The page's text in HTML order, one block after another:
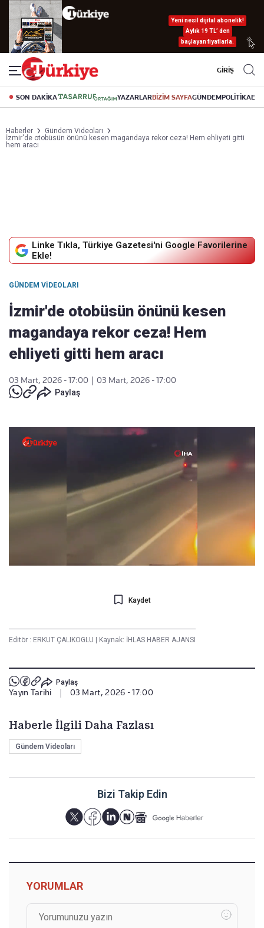
Yeni nesil dijital abonelik!
Aylık 19 TL’ den
başlayan fiyatlarla.
GİRİŞ
SON DAKİKA YAZARLARBİZİM SAYFAGÜNDEMPOLİTİKA
Haberler
Gündem Videoları
İzmir'de otobüsün önünü kesen magandaya rekor ceza! Hem ehliyeti gitti
hem aracı
Linke Tıkla, Türkiye Gazetesi'ni Google Favorilerine
Ekle!
GÜNDEM VIDEOLARI
İzmir'de otobüsün önünü kesen
magandaya rekor ceza! Hem
ehliyeti gitti hem aracı
03 Mart, 2026 - 17:00
03 Mart, 2026 - 17:00
Paylaş
Kaydet
Editör : ERKUT ÇALIKOGLU Kaynak: İHLAS HABER AJANSI
Paylaş
Yayın Tarihi 03 Mart, 2026 - 17:00
Haberle İlgili Daha Fazlası
Gündem Videoları
Bizi Takip Edin
YORUMLAR